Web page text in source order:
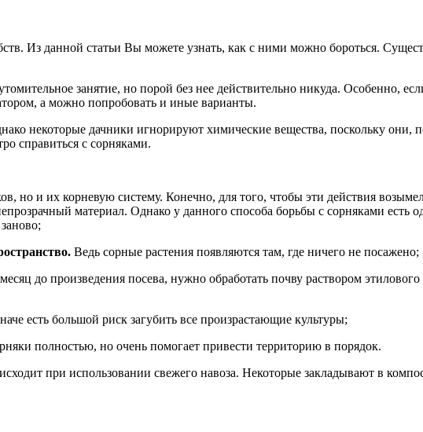
Из данной статьи Вы можете узнать, как с ними можно бороться.
занятие, но порой без нее действительно никуда. Особенно,
а можно попробовать и иные варианты.
некоторые дачники игнорируют химические вещества, поскольку они,
справиться с сорняками.
но и их корневую систему. Конечно, для того, чтобы эти действия
материал. Однако у данного способа борьбы с сорняками есть
Ведь сорные растения появляются там, где ничего не посажено;
до произведения посева, нужно обработать почву раствором
есть большой риск загубить все произрастающие культуры;
полностью, но очень помогает привести территорию в порядок.
при использовании свежего навоза. Некоторые закладывают в